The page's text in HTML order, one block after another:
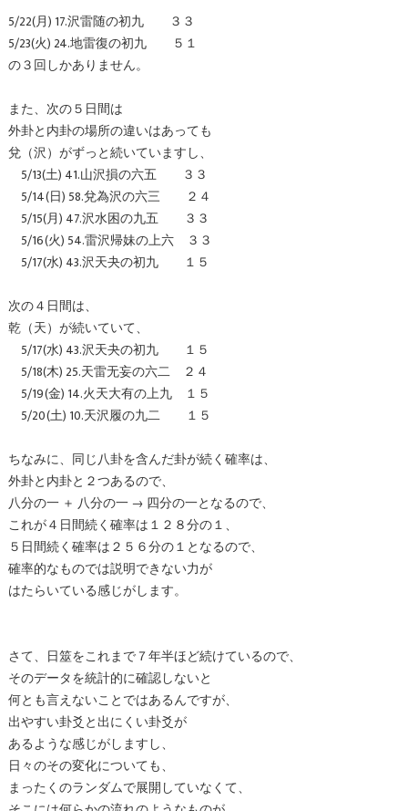
5/22(月) 17.沢雷随の初九 ３３
5/23(火) 24.地雷復の初九 ５１
の３回しかありません。
また、次の５日間は
外卦と内卦の場所の違いはあっても
兌（沢）がずっと続いていますし、
5/13(土) 41.山沢損の六五 ３３
5/14(日) 58.兌為沢の六三 ２４
5/15(月) 47.沢水困の九五 ３３
5/16(火) 54.雷沢帰妹の上六 ３３
5/17(水) 43.沢天夬の初九 １５
次の４日間は、
乾（天）が続いていて、
5/17(水) 43.沢天夬の初九 １５
5/18(木) 25.天雷无妄の六二 ２４
5/19(金) 14.火天大有の上九 １５
5/20(土) 10.天沢履の九二 １５
ちなみに、同じ八卦を含んだ卦が続く確率は、
外卦と内卦と２つあるので、
八分の一 ＋ 八分の一 → 四分の一となるので、
これが４日間続く確率は１２８分の１、
５日間続く確率は２５６分の１となるので、
確率的なものでは説明できない力が
はたらいている感じがします。
さて、日筮をこれまで７年半ほど続けているので、
そのデータを統計的に確認しないと
何とも言えないことではあるんですが、
出やすい卦爻と出にくい卦爻が
あるような感じがしますし、
日々のその変化についても、
まったくのランダムで展開していなくて、